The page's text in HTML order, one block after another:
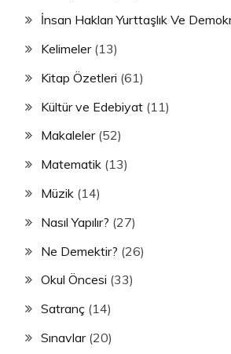
İnsan Hakları Yurttaşlık Ve
Kelimeler(13)
Kitap Özetleri (61)
Kültür ve Edebiyat (11)
Makaleler(52)
Matematik (13)
Müzik (14)
Nasıl Yapılır? (27)
Ne Demektir? (26)
Okul Öncesi (33)
Satranç (14)
Sınavlar(20)